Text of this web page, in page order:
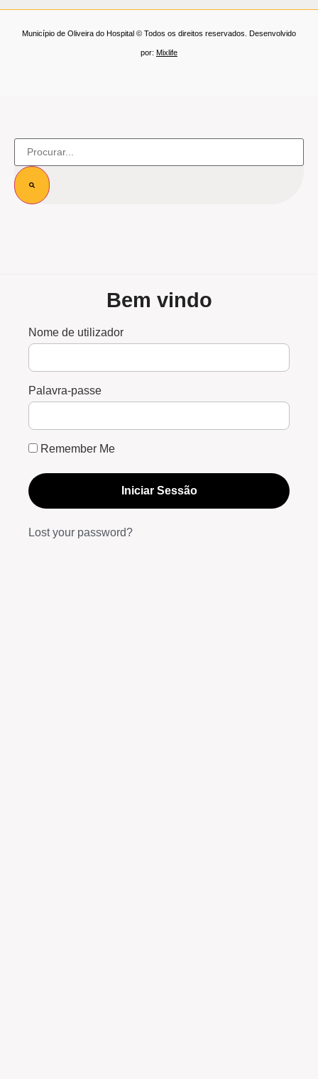
Município de Oliveira do Hospital © Todos os direitos reservados. Desenvolvido
por: Mixlife
Bem vindo
Nome de utilizador
Palavra-passe
Remember Me
Iniciar Sessão
Lost your password?